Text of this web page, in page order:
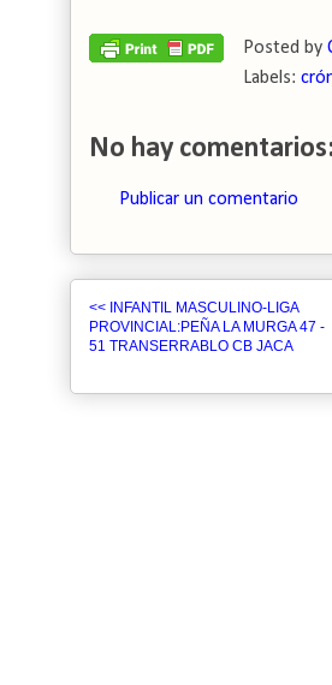
Posted by
Labels:
No hay comentarios:
Publicar un comentario
<< INFANTIL MASCULINO-LIGA
PROVINCIAL:PEÑA LA MURGA 47 -
51 TRANSERRABLO CB JACA